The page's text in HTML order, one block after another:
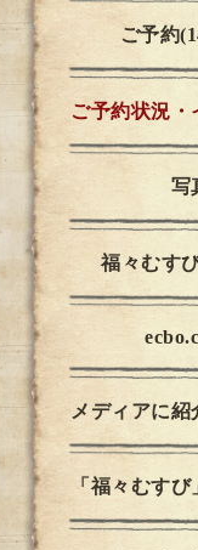
ご予約
ご予約状況・
写
福々むす
メディアに紹
「福々むすび